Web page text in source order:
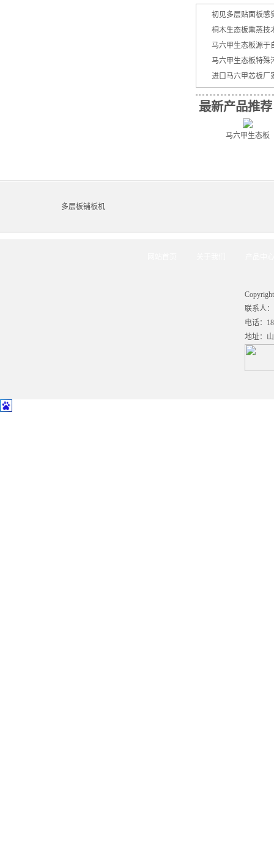
初见多层贴面板感
桐木生态板熏蒸技
马六甲生态板源于
马六甲生态板特殊
进口马六甲芯板厂
最新产品推荐
马六甲生态板
多层板铺板机
联系人
电话：
地址：